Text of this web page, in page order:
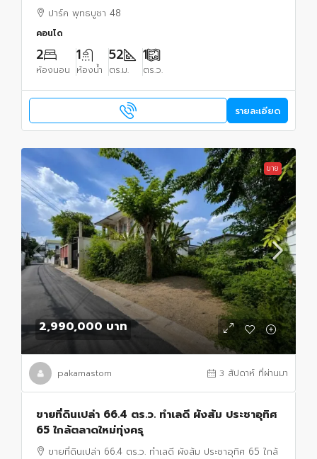
ปาร์ค พุทธบูชา 48
คอนโด
2
ห้องนอน
1
ห้องน้ำ
52
ตร.ม.
1
ตร.ว.
รายละเอียด
ขาย
2,990,000 บาท
pakamastom 3 สัปดาห์ ที่ผ่านมา
ขายที่ดินเปล่า 66.4 ตร.ว. ทำเลดี ผังส้ม ประชาอุทิศ
65 ใกล้ตลาดใหม่ทุ่งครุ
ขายที่ดินเปล่า 66.4 ตร.ว. ทำเลดี ผังส้ม ประชาอุทิศ 65 ใกล้